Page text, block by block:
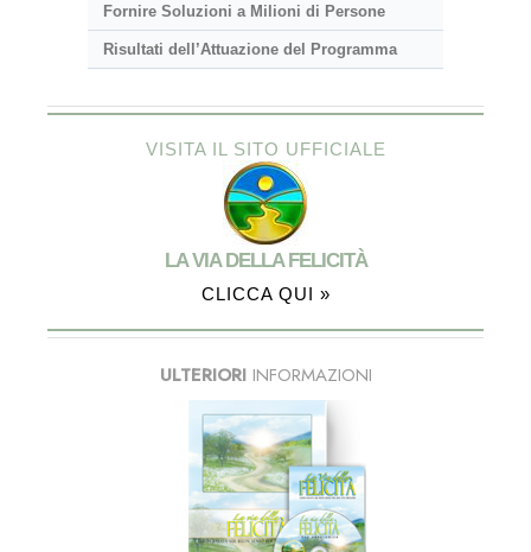
Fornire Soluzioni a Milioni di Persone
Risultati dell’Attuazione del Programma
VISITA IL SITO UFFICIALE
LA VIA DELLA FELICITÀ
CLICCA QUI »
ULTERIORIINFORMAZIONI